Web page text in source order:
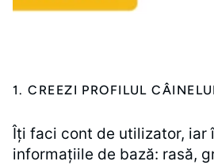
1. CREEZI PROFILUL CÂINELUI
Îți faci cont de utilizator, iar
informațiile de bază: rasă,